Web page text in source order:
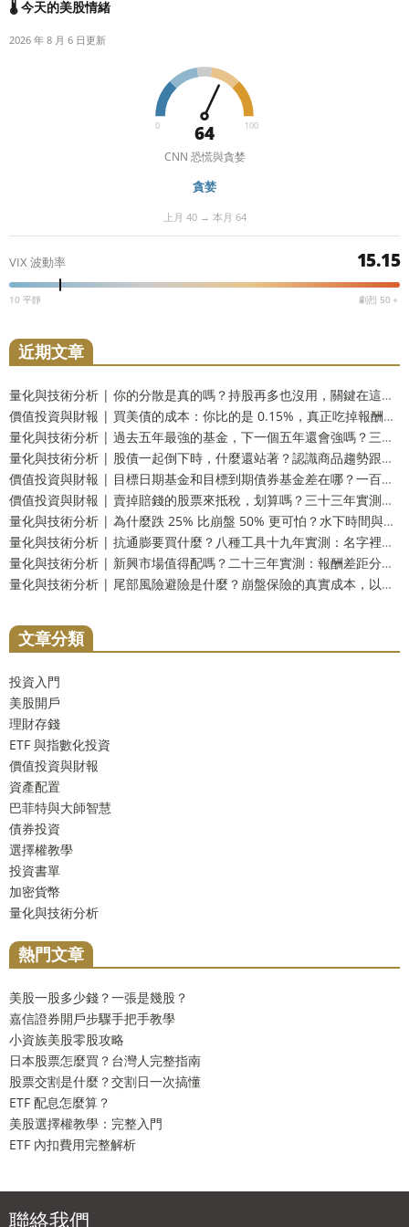
🌡️ 今天的美股情緒
2026 年 8 月 6 日更新
0 100
64
CNN 恐慌與貪婪
貪婪
上月 40 → 本月 64
VIX 波動率 15.15
10 平靜 劇烈 50＋
近期文章
量化與技術分析 | 你的分散是真的嗎？持股再多也沒用，關鍵在這個被忽略的數字
價值投資與財報 | 買美債的成本：你比的是 0.15%，真正吃掉報酬的可能是那 1.5%
量化與技術分析 | 過去五年最強的基金，下一個五年還會強嗎？三十三年實測：留在前段和掉到墊底的機率一樣高
量化與技術分析 | 股債一起倒下時，什麼還站著？認識商品趨勢跟蹤這個防禦資產
價值投資與財報 | 目標日期基金和目標到期債券基金差在哪？一百五十四年實測：到期還你的是票面，不是購買力
價值投資與財報 | 賣掉賠錢的股票來抵稅，划算嗎？三十三年實測：財富只多 2.9%，而台灣人這一步用不上
量化與技術分析 | 為什麼跌 25% 比崩盤 50% 更可怕？水下時間與潰瘍指數，風險的另一個量法
量化與技術分析 | 抗通膨要買什麼？八種工具十九年實測：名字裡有抗通膨的那一個，反而測不出反應
量化與技術分析 | 新興市場值得配嗎？二十三年實測：報酬差距分不出勝負，但台灣人多買了一份自己
量化與技術分析 | 尾部風險避險是什麼？崩盤保險的真實成本，以及一個更省事的替代方案
文章分類
投資入門
美股開戶
理財存錢
ETF 與指數化投資
價值投資與財報
資產配置
巴菲特與大師智慧
債券投資
選擇權教學
投資書單
加密貨幣
量化與技術分析
熱門文章
美股一股多少錢？一張是幾股？
嘉信證券開戶步驟手把手教學
小資族美股零股攻略
日本股票怎麼買？台灣人完整指南
股票交割是什麼？交割日一次搞懂
ETF 配息怎麼算？
美股選擇權教學：完整入門
ETF 內扣費用完整解析
聯絡我們